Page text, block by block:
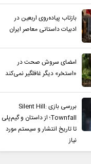
بازتاب پیاده‌روی اربعین در
ادبیات داستانی معاصر ایران
امضای سروش صحت در
«استخر» دیگر غافلگیر نمی‌کند
بررسی بازی Silent Hill:
Townfall؛ از داستان و گیم‌پلی
تا تاریخ انتشار و سیستم مورد
نیاز